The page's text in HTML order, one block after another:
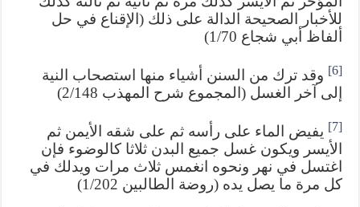
للأخبار الصحيحة الدالة على ذلك (الإقناع في حل
ألفاظ أبي شجاع 1/70)
[6]
وقد ترك من السنن أشياء منها استصحاب النية
إلى آخر الغسل (المجموع شرح المهذب 2/148)
[7]
يفيض الماء على رأسه ثم على شقه الأيمن ثم
الأيسر ويكون غسل جميع البدن ثلاثا كالوضوء فإن
اغتسل في نهر ونحوه انغمس ثلاث مرات ويدلك في
كل مرة ما يصل يده (روضة الطالبين 1/202)